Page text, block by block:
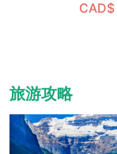
旅游攻略